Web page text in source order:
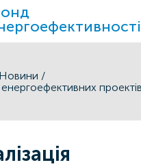
Новини /